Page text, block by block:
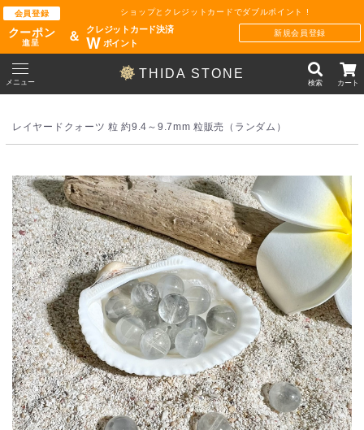
会員登録
クーポン
進呈
ショップとクレジットカードでダブルポイント !
＆
クレジットカード決済
Wポイント
新規会員登録
THIDA STONE
メニュー 検索 カート
レイヤードクォーツ 粒 約9.4～9.7mm 粒販売（ランダム）